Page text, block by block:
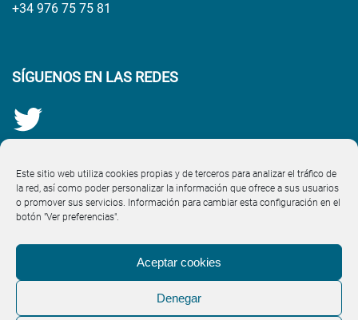
Este sitio web utiliza cookies propias y de terceros para analizar el tráfico de
la red, así como poder personalizar la información que ofrece a sus usuarios
o promover sus servicios. Información para cambiar esta configuración en el
botón "Ver preferencias".
Aceptar cookies
Denegar
+34 976 75 75 81
SÍGUENOS EN LAS REDES
Aviso Legal·Política de Cookies (UE)·Política de